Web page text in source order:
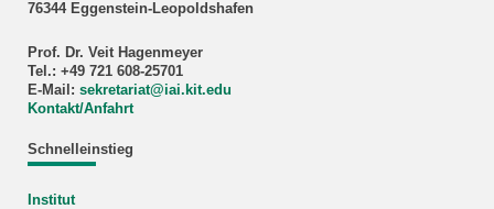
76344 Eggenstein-Leopoldshafen
Prof. Dr. Veit Hagenmeyer
Tel.: +49 721 608-25701
E-Mail: sekretariat@iai.kit.edu
Kontakt/Anfahrt
Schnelleinstieg
Institut